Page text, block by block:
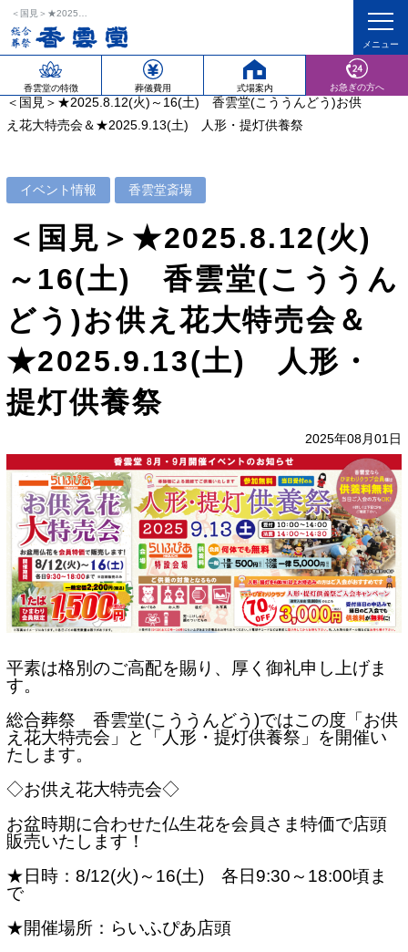
香雲堂の特徴 葬儀費用 式場案内 お急ぎの方へ
ホーム イベント情報
香雲堂斎場
＜国見＞★2025.8.12(火)～16(土) 香雲堂(こううんどう)お供
え花大特売会＆★2025.9.13(土) 人形・提灯供養祭
イベント情報 香雲堂斎場
＜国見＞★2025.8.12(火)
～16(土) 香雲堂(こううん
どう)お供え花大特売会＆
★2025.9.13(土) 人形・
提灯供養祭
2025年08月01日
平素は格別のご高配を賜り、厚く御礼申し上げま
す。
総合葬祭 香雲堂(こううんどう)ではこの度「お供
え花大特売会」と「人形・提灯供養祭」を開催い
たします。
◇お供え花大特売会◇
お盆時期に合わせた仏生花を会員さま特価で店頭
販売いたします！
★日時：8/12(火)～16(土) 各日9:30～18:00頃ま
で
★開催場所：らいふぴあ店頭